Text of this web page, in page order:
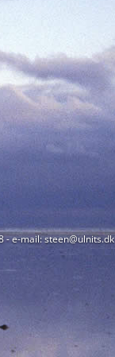
- e-mail: steen@ulnits.dk